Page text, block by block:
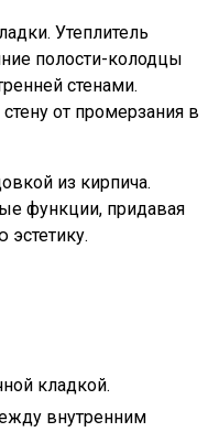
Утеплитель
полости-колодцы
стенами.
от промерзания в
из кирпича.
функции, придавая
эстетику.
кладкой.
внутренним